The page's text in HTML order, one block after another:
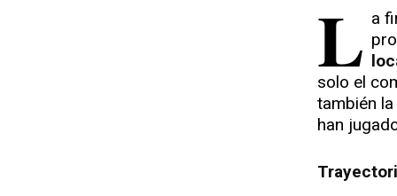
L a
solo el
también
han